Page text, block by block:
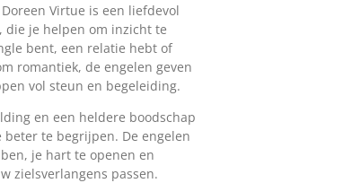
Virtue is een liefdevol
die je helpen om inzicht te
bent, een relatie hebt of
romantiek, de engelen geven
vol steun en begeleiding.
en een heldere boodschap
te begrijpen. De engelen
je hart te openen en
zielsverlangens passen.